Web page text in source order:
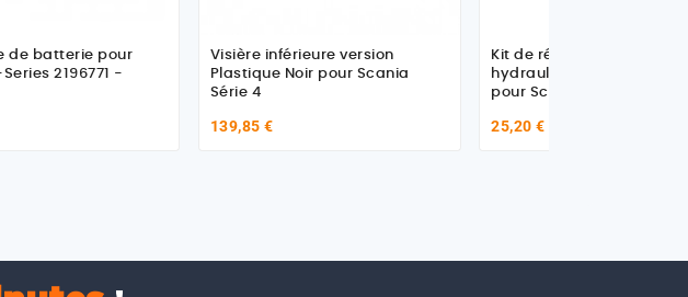
de batterie pour
2196771 -
Visière inférieure version
Plastique Noir pour Scania
Série 4
139,85 €
Kit de réparation, cylindre
hydraulique basc. de
pour Scania 1541982
25,20 €